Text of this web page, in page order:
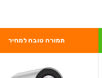
תמורה טובה למחיר